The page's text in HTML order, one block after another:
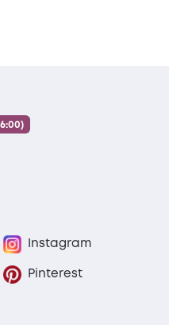
Instagram
Pinterest